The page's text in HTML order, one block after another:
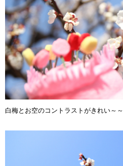
白梅とお空のコントラストがきれい～～